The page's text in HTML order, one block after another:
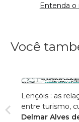
Entenda o
Você
Lençóis : as
entre turismo,
ambiente
Delmar Alves